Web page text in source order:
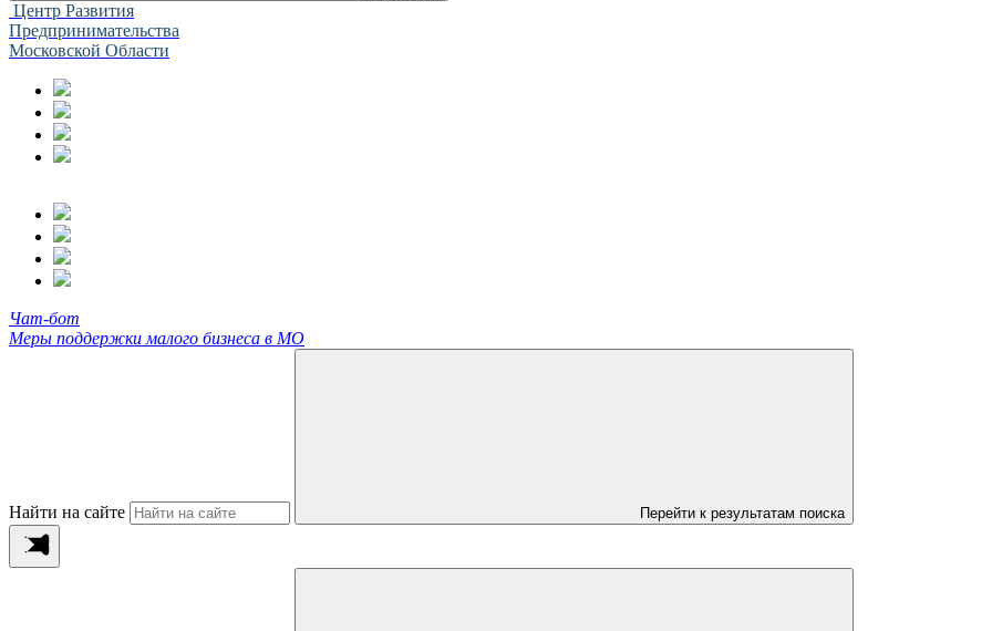
Центр Развития
Предпринимательства
Московской Области
Чат-бот
Меры поддержки малого бизнеса в МО
Найти на сайте Перейти к результатам поиска